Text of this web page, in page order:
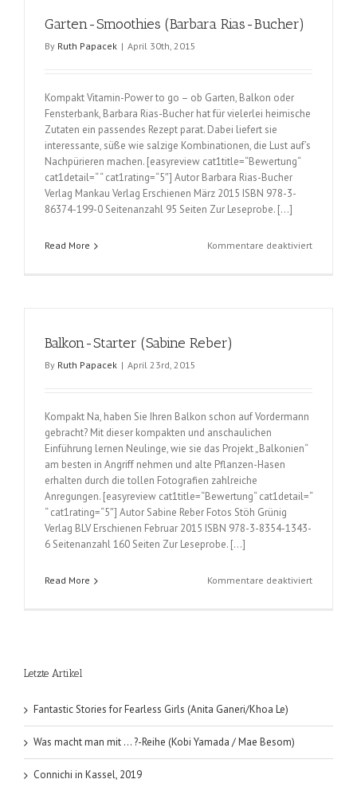
Garten-Smoothies (Barbara Rias-Bucher)
By Ruth Papacek | April 30th, 2015
Kompakt Vitamin-Power to go – ob Garten, Balkon oder
Fensterbank, Barbara Rias-Bucher hat für vielerlei heimische
Zutaten ein passendes Rezept parat. Dabei liefert sie
interessante, süße wie salzige Kombinationen, die Lust auf’s
Nachpürieren machen. [easyreview cat1title=“Bewertung“
cat1detail=“ “ cat1rating=“5″] Autor Barbara Rias-Bucher
Verlag Mankau Verlag Erschienen März 2015 ISBN 978-3-
86374-199-0 Seitenanzahl 95 Seiten Zur Leseprobe. […]
Read More Kommentare deaktiviertfür
Balkon-Starter (Sabine Reber)
By Ruth Papacek | April 23rd, 2015
Kompakt Na, haben Sie Ihren Balkon schon auf Vordermann
gebracht? Mit dieser kompakten und anschaulichen
Einführung lernen Neulinge, wie sie das Projekt „Balkonien“
am besten in Angriff nehmen und alte Pflanzen-Hasen
erhalten durch die tollen Fotografien zahlreiche
Anregungen. [easyreview cat1title=“Bewertung“ cat1detail=“
“ cat1rating=“5″] Autor Sabine Reber Fotos Stöh Grünig
Verlag BLV Erschienen Februar 2015 ISBN 978-3-8354-1343-
6 Seitenanzahl 160 Seiten Zur Leseprobe. […]
Read More Kommentare deaktiviertfür
Letzte Artikel
Fantastic Stories for Fearless Girls (Anita Ganeri/Khoa Le)
Was macht man mit … ?-Reihe (Kobi Yamada / Mae Besom)
Connichi in Kassel, 2019